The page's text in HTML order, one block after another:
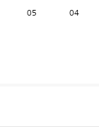
04
05